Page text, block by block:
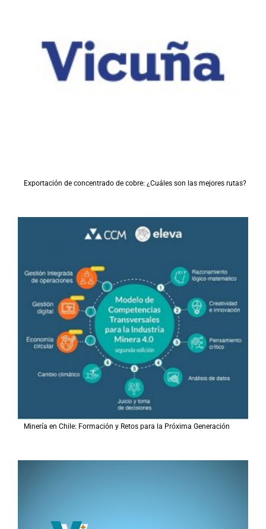
Exportación de concentrado de cobre: ¿Cuáles son las mejores rutas?
Minería en Chile: Formación y Retos para la Próxima Generación